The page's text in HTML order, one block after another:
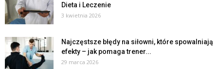
Dieta i Leczenie
3 kwietnia 2026
Najczęstsze błędy na siłowni, które spowalniają
efekty – jak pomaga trener...
29 marca 2026